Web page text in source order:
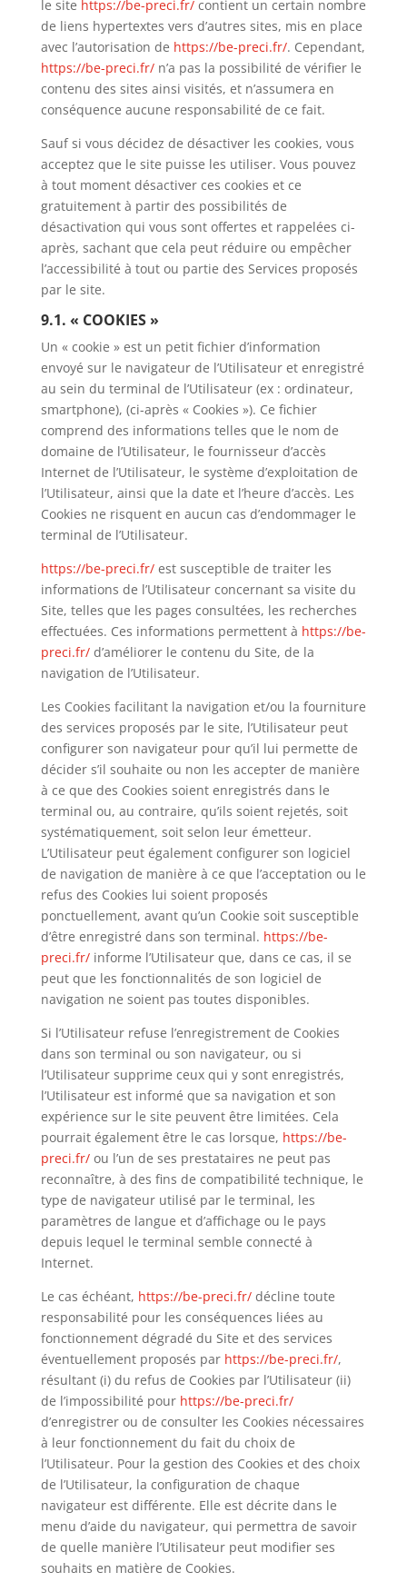
le site https://be-preci.fr/contient un certain nombre
de liens hypertextes vers d’autres sites, mis en place
avec l’autorisation de https://be-preci.fr/. Cependant,
https://be-preci.fr/n’a pas la possibilité de vérifier le
contenu des sites ainsi visités, et n’assumera en
conséquence aucune responsabilité de ce fait.
Sauf si vous décidez de désactiver les cookies, vous
acceptez que le site puisse les utiliser. Vous pouvez
à tout moment désactiver ces cookies et ce
gratuitement à partir des possibilités de
désactivation qui vous sont offertes et rappelées ci-
après, sachant que cela peut réduire ou empêcher
l’accessibilité à tout ou partie des Services proposés
par le site.
9.1. « COOKIES »
Un « cookie » est un petit fichier d’information
envoyé sur le navigateur de l’Utilisateur et enregistré
au sein du terminal de l’Utilisateur (ex : ordinateur,
smartphone), (ci-après « Cookies »). Ce fichier
comprend des informations telles que le nom de
domaine de l’Utilisateur, le fournisseur d’accès
Internet de l’Utilisateur, le système d’exploitation de
l’Utilisateur, ainsi que la date et l’heure d’accès. Les
Cookies ne risquent en aucun cas d’endommager le
terminal de l’Utilisateur.
https://be-preci.fr/est susceptible de traiter les
informations de l’Utilisateur concernant sa visite du
Site, telles que les pages consultées, les recherches
effectuées. Ces informations permettent à https://be-
preci.fr/ d’améliorer le contenu du Site, de la
navigation de l’Utilisateur.
Les Cookies facilitant la navigation et/ou la fourniture
des services proposés par le site, l’Utilisateur peut
configurer son navigateur pour qu’il lui permette de
décider s’il souhaite ou non les accepter de manière
à ce que des Cookies soient enregistrés dans le
terminal ou, au contraire, qu’ils soient rejetés, soit
systématiquement, soit selon leur émetteur.
L’Utilisateur peut également configurer son logiciel
de navigation de manière à ce que l’acceptation ou le
refus des Cookies lui soient proposés
ponctuellement, avant qu’un Cookie soit susceptible
d’être enregistré dans son terminal. https://be-
preci.fr/informe l’Utilisateur que, dans ce cas, il se
peut que les fonctionnalités de son logiciel de
navigation ne soient pas toutes disponibles.
Si l’Utilisateur refuse l’enregistrement de Cookies
dans son terminal ou son navigateur, ou si
l’Utilisateur supprime ceux qui y sont enregistrés,
l’Utilisateur est informé que sa navigation et son
expérience sur le site peuvent être limitées. Cela
pourrait également être le cas lorsque, https://be-
preci.fr/ou l’un de ses prestataires ne peut pas
reconnaître, à des fins de compatibilité technique, le
type de navigateur utilisé par le terminal, les
paramètres de langue et d’affichage ou le pays
depuis lequel le terminal semble connecté à
Internet.
Le cas échéant, https://be-preci.fr/ décline toute
responsabilité pour les conséquences liées au
fonctionnement dégradé du Site et des services
éventuellement proposés par https://be-preci.fr/,
résultant (i) du refus de Cookies par l’Utilisateur (ii)
de l’impossibilité pour https://be-preci.fr/
d’enregistrer ou de consulter les Cookies nécessaires
à leur fonctionnement du fait du choix de
l’Utilisateur. Pour la gestion des Cookies et des choix
de l’Utilisateur, la configuration de chaque
navigateur est différente. Elle est décrite dans le
menu d’aide du navigateur, qui permettra de savoir
de quelle manière l’Utilisateur peut modifier ses
souhaits en matière de Cookies.